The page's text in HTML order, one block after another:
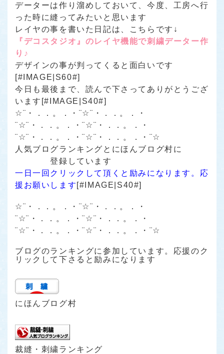
データーは作り溜めしておいて、今度、工房へ行
った時に縫ってみたいと思います
レイヤの事を書いた日記は、こちらです↓
『デコスタジオ』のレイヤ機能で刺繍データー作
り♪
デザインの事が判ってくると面白いです
[#IMAGE|S60#]
今日も最後まで、読んで下さってありがとうござ
います[#IMAGE|S40#]
☆¨・．．。．・¨☆¨・．．。．・
¨☆¨・．．。．・¨☆¨・．．。．・
¨☆¨・．．。．・¨☆¨・．．。．・¨☆
人気ブログランキング と にほんブログ村に
登録しています
一日一回クリックして頂くと励みになります。応
援お願いします [#IMAGE|S40#]
☆¨・．．。．・¨☆¨・．．。．・
¨☆¨・．．。．・¨☆¨・．．。．・
¨☆¨・．．。．・¨☆¨・．．。．・¨☆
ブログのランキングに参加しています。応援のク
リックして下さると励みになります
にほんブログ村
裁縫・刺繍ランキング